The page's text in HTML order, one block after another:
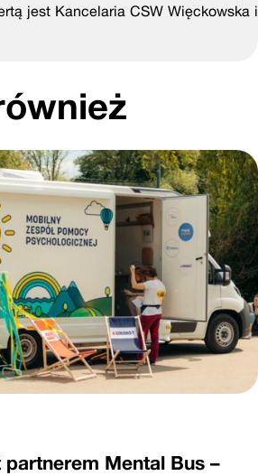
jest Kancelaria CSW Więckowska i
Mental Bus –